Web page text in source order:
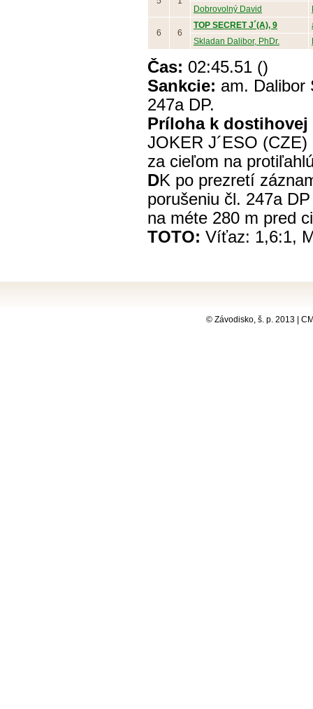
Dobrovolný David
6 6
TOP SECRET J´(A), 9
Skladan Dalibor, PhDr.
Čas: 02:45.51 ()
Sankcie: am. Dalibor
247a DP.
Príloha k dostihovej
JOKER J´ESO
za cieľom na
DK po prezretí
porušeniu čl. 247a
na méte 280 m pred
TOTO: Víťaz: 1,6:1,
© Závodisko, š. p. 2013 |